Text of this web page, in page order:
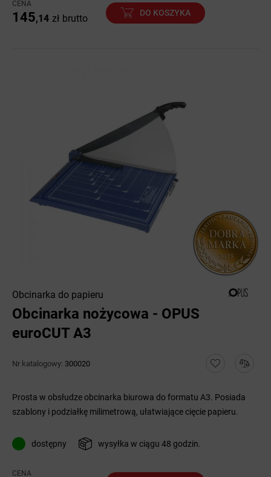
CENA
145,14 zł brutto
DO KOSZYKA
Obcinarka do papieru
Obcinarka nożycowa - OPUS
euroCUT A3
Nr katalogowy: 300020
Prosta w obsłudze obcinarka biurowa do formatu A3. Posiada
szablony i podziałkę milimetrową, ułatwiające cięcie papieru.
dostępny wysyłka w ciągu 48 godzin.
CENA